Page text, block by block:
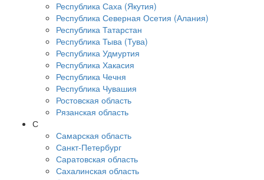
Республика Саха (Якутия)
Республика Северная Осетия (Алания)
Республика Татарстан
Республика Тыва (Тува)
Республика Удмуртия
Республика Хакасия
Республика Чечня
Республика Чувашия
Ростовская область
Рязанская область
С
Самарская область
Санкт-Петербург
Саратовская область
Сахалинская область